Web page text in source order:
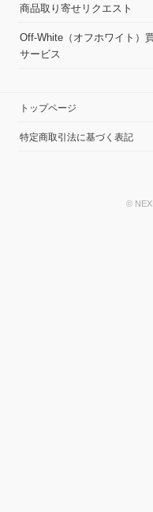
商品取り寄せリクエスト
Off-White（オフホワイト）
サービス
トップページ
特定商取引法に基づく表記
©